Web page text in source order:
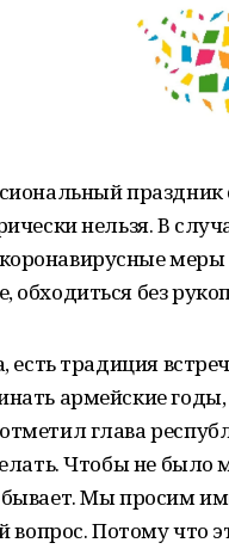
нельзя. В
обходиться без
есть традиция
армейские
глава
Чтобы не было
Мы просим
вопрос. Потому